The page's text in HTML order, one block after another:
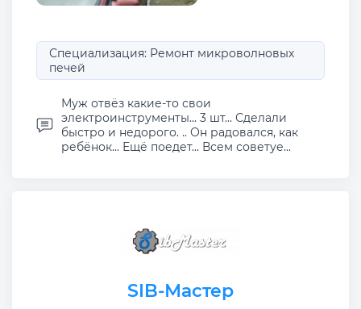
Специализация: Ремонт микроволновых
печей
Муж отвёз какие-то свои
электроинструменты... 3 шт... Сделали
быстро и недорого. .. Он радовался, как
ребёнок... Ещё поедет... Всем советуе...
SIB-Мастер